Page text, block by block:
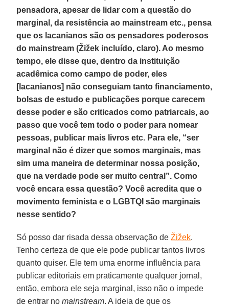
pensadora, apesar de lidar com a questão do
marginal, da resistência ao mainstream etc., pensa
que os lacanianos são os pensadores poderosos
do mainstream (Žižek incluído, claro). Ao mesmo
tempo, ele disse que, dentro da instituição
acadêmica como campo de poder, eles
[lacanianos] não conseguiam tanto financiamento,
bolsas de estudo e publicações porque carecem
desse poder e são criticados como patriarcais, ao
passo que você tem todo o poder para nomear
pessoas, publicar mais livros etc. Para ele, “ser
marginal não é dizer que somos marginais, mas
sim uma maneira de determinar nossa posição,
que na verdade pode ser muito central”. Como
você encara essa questão? Você acredita que o
movimento feminista e o LGBTQI são marginais
nesse sentido?
Só posso dar risada dessa observação deŽižek.
Tenho certeza de que ele pode publicar tantos livros
quanto quiser. Ele tem uma enorme influência para
publicar editoriais em praticamente qualquer jornal,
então, embora ele seja marginal, isso não o impede
de entrar nomainstream. A ideia de que os